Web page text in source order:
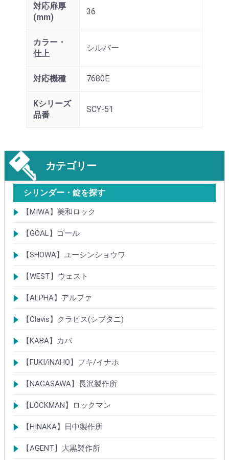
対応扉厚
(mm)
36
カラー・
仕上
シルバー
対応機種 7680E
Kシリーズ
品番
SCY-51
カテゴリー
シリンダー・錠を探す
【MIWA】美和ロック
シリンダー
レバーハンドル錠
ケースロック
モノロック
本締錠
引戸錠
引違戸錠
ガラス扉錠
補助錠
グレモン錠
自動施錠錠
面付錠
内部錠
プッシュプル錠
キーレス錠
インダストリアルロック・カムロック
ポスト錠
ハンドル
サムターン
フロントプレート
ストライク
樹脂カバー・非常カバー
交換・補修錠前
交換・補修部材
M品番特殊錠(Kシリーズ)
その他
【GOAL】ゴール
シリンダー
錠
錠前部品
その他
【SHOWA】ユーシンショウワ
シリンダー
錠
その他
【WEST】ウェスト
シリンダー
錠
その他
【ALPHA】アルファ
シリンダー
錠
南京錠
【Clavis】クラビス(シブタニ)
シリンダー
錠
【KABA】カバ
シリンダー
錠・ロック製品
【FUKI/iNAHO】フキ/イナホ
TIERKEYシリンダー
ロック製品
【NAGASAWA】長沢製作所
シリンダー
古代・古代ネオ装飾錠
KEYLEX/キーレックス
レバーハンドルシリーズ
【LOCKMAN】ロックマン
メガクロスSPシリンダー
デジタルロック
【HINAKA】日中製作所
SEPA/HDSシリンダー
SEPA・AGE・GIAロック製品
【AGENT】大黒製作所